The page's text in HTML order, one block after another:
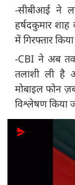
-सीबीआई ने
हर्षदकुमार
में गिरफ्तार
-CBI ने अब
तलाशी ली है
मोबाइल फोन
विश्लेषण किया